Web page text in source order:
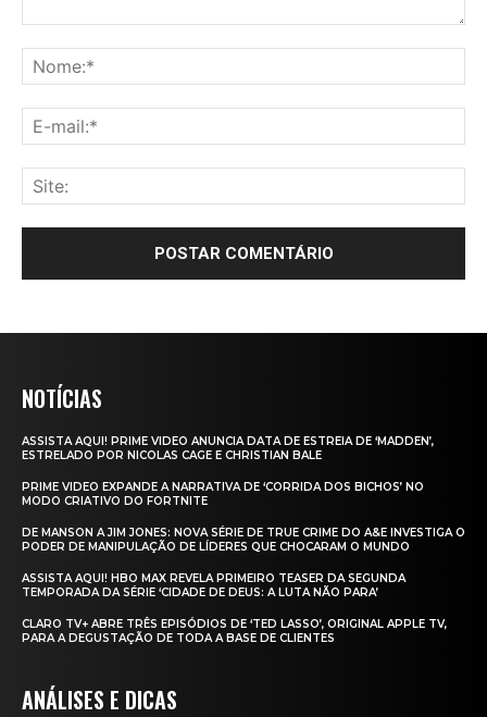
NOTÍCIAS
ASSISTA AQUI! PRIME VIDEO ANUNCIA DATA DE ESTREIA DE ‘MADDEN’,
ESTRELADO POR NICOLAS CAGE E CHRISTIAN BALE
PRIME VIDEO EXPANDE A NARRATIVA DE ‘CORRIDA DOS BICHOS’ NO
MODO CRIATIVO DO FORTNITE
DE MANSON A JIM JONES: NOVA SÉRIE DE TRUE CRIME DO A&E INVESTIGA O
PODER DE MANIPULAÇÃO DE LÍDERES QUE CHOCARAM O MUNDO
ASSISTA AQUI! HBO MAX REVELA PRIMEIRO TEASER DA SEGUNDA
TEMPORADA DA SÉRIE ‘CIDADE DE DEUS: A LUTA NÃO PARA’
CLARO TV+ ABRE TRÊS EPISÓDIOS DE ‘TED LASSO’, ORIGINAL APPLE TV,
PARA A DEGUSTAÇÃO DE TODA A BASE DE CLIENTES
ANÁLISES E DICAS